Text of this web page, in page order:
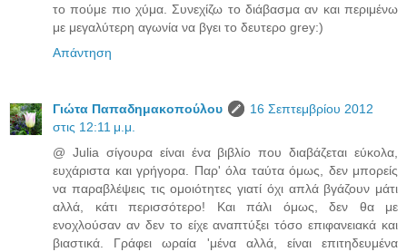
το πούμε πιο χύμα. Συνεχίζω το διάβασμα αν και περιμένω
με μεγαλύτερη αγωνία να βγει το δευτερο grey:)
Απάντηση
Γιώτα Παπαδημακοπούλου
16 Σεπτεμβρίου 2012
στις 12:11 μ.μ.
@ Julia σίγουρα είναι ένα βιβλίο που διαβάζεται εύκολα,
ευχάριστα και γρήγορα. Παρ' όλα ταύτα όμως, δεν μπορείς
να παραβλέψεις τις ομοιότητες γιατί όχι απλά βγάζουν μάτι
αλλά, κάτι περισσότερο! Και πάλι όμως, δεν θα με
ενοχλούσαν αν δεν το είχε αναπτύξει τόσο επιφανειακά και
βιαστικά. Γράφει ωραία 'μένα αλλά, είναι επιτηδευμένα